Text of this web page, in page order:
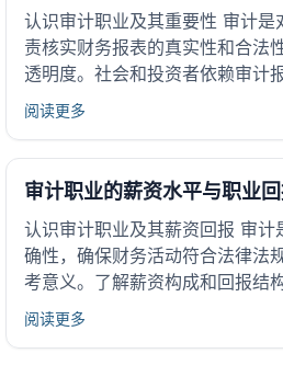
认识审计职业及其重要性 审计
责核实财务报表的真实性和合法
透明度。社会和投资者依赖审计
阅读更多
审计职业的薪资水平与职业
认识审计职业及其薪资回报 审
确性，确保财务活动符合法律法
考意义。了解薪资构成和回报结
阅读更多